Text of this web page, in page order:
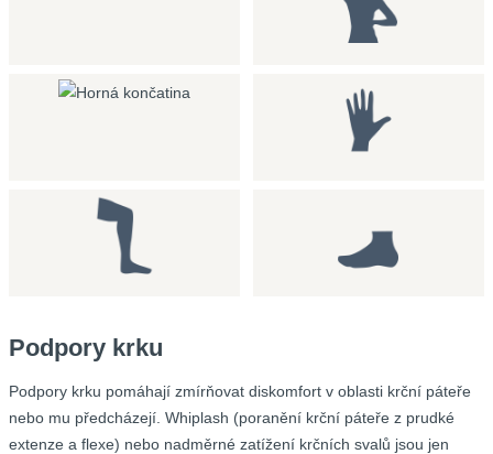
Podpory krku
Podpory krku pomáhají zmírňovat diskomfort v oblasti krční páteře
nebo mu předcházejí. Whiplash (poranění krční páteře z prudké
extenze a flexe) nebo nadměrné zatížení krčních svalů jsou jen